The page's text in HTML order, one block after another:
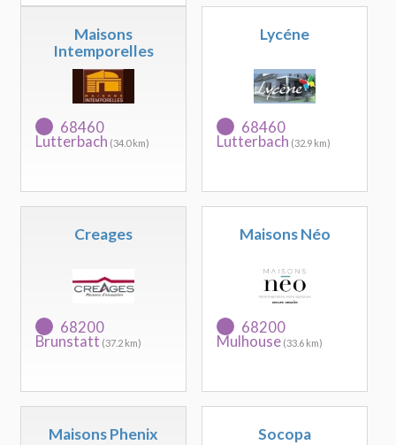
Maisons
Intemporelles
68460
Lutterbach (34.0 km)
Lycéne
68460
Lutterbach (32.9 km)
Creages
68200
Brunstatt (37.2 km)
Maisons Néo
68200
Mulhouse (33.6 km)
Maisons Phenix Socopa